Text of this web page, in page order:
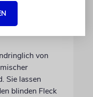
von
Sie lassen
blinden Fleck